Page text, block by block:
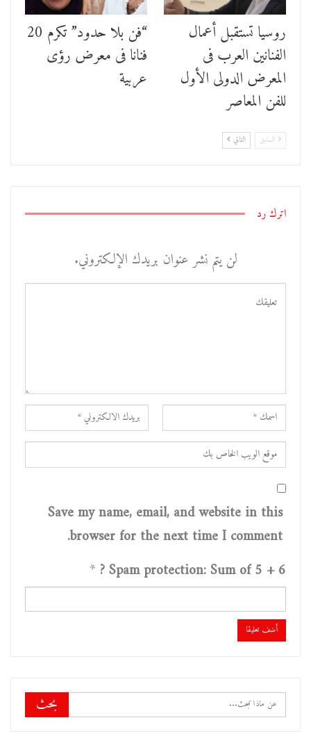
روسيا تستقبل أعمال
الفنانين العرب فى
المعرض الدولى الأول
للفن المعاصر
“فن بلا حدود” تكرم 20
فنانا فى معرض رؤى
عربية
السابق التالي
اترك رد
لن يتم نشر عنوان بريدك الإلكتروني.
Save my name, email, and website in this
browser for the next time I comment.
Spam protection: Sum of 5 + 6 ?
*